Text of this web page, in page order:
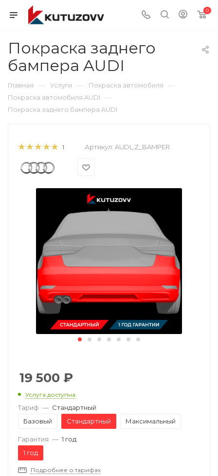
0
Покраска заднего
бампера AUDI
Главная — Услуги — Покраска автомобиля —
Покраска автомобиля AUDI —
Покраска заднего бампера AUDI
1 Артикул: AUDI_Z_BAMPER
19 500 ₽
Услуга доступна
Тариф — Стандартный
Базовый
Стандартный Максимальный
Гарантия — 1 год
1 год
Подробнее о тарифах